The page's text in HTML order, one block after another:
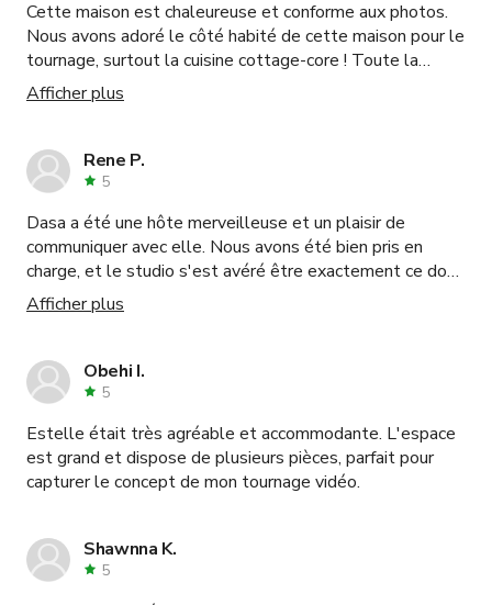
Cette maison est chaleureuse et conforme aux photos.
Nous avons adoré le côté habité de cette maison pour le
tournage, surtout la cuisine cottage-core ! Toute la
logistique et les communications se sont déroulées sans
accroc pour nous.
Afficher plus
Rene P.
5
Dasa a été une hôte merveilleuse et un plaisir de
communiquer avec elle. Nous avons été bien pris en
charge, et le studio s'est avéré être exactement ce dont
nous avions besoin pour notre séance photo et vidéo. Je
réserverai certainement à nouveau !
Afficher plus
Obehi I.
5
Estelle était très agréable et accommodante. L'espace
est grand et dispose de plusieurs pièces, parfait pour
capturer le concept de mon tournage vidéo.
Shawnna K.
5